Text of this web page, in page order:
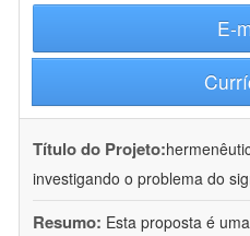
E-
Título do Projeto:
investigando o problema do
Resumo: Esta proposta é